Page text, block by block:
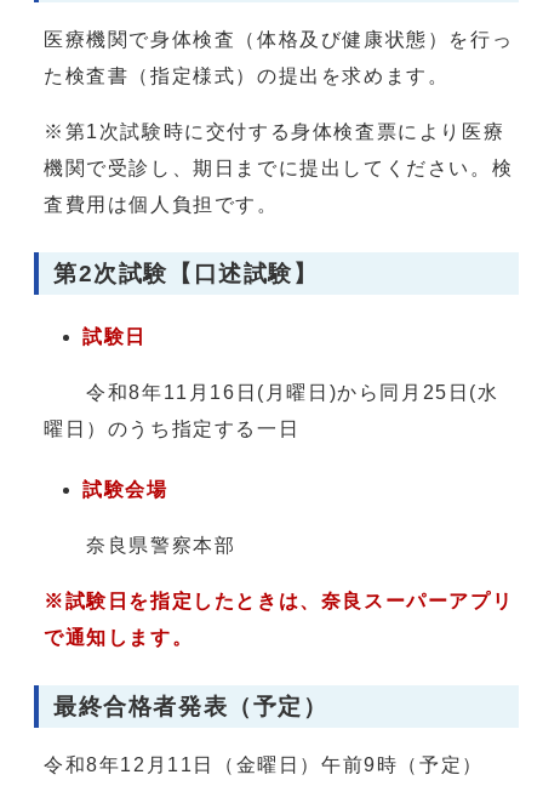
医療機関で身体検査（体格及び健康状態）を行っ
た検査書（指定様式）の提出を求めます。
※第1次試験時に交付する身体検査票により医療
機関で受診し、期日までに提出してください。検
査費用は個人負担です。
第2次試験【口述試験】
試験日
令和8年11月16日(月曜日)から同月25日(水
曜日）のうち指定する一日
試験会場
奈良県警察本部
※試験日を指定したときは、奈良スーパーアプリ
で通知します。
最終合格者発表（予定）
令和8年12月11日（金曜日）午前9時（予定）